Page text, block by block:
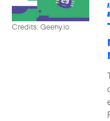
Credits: Geeny.io